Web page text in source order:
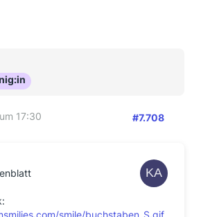
17:30 #7.708
smile/buchstaben_S.gif